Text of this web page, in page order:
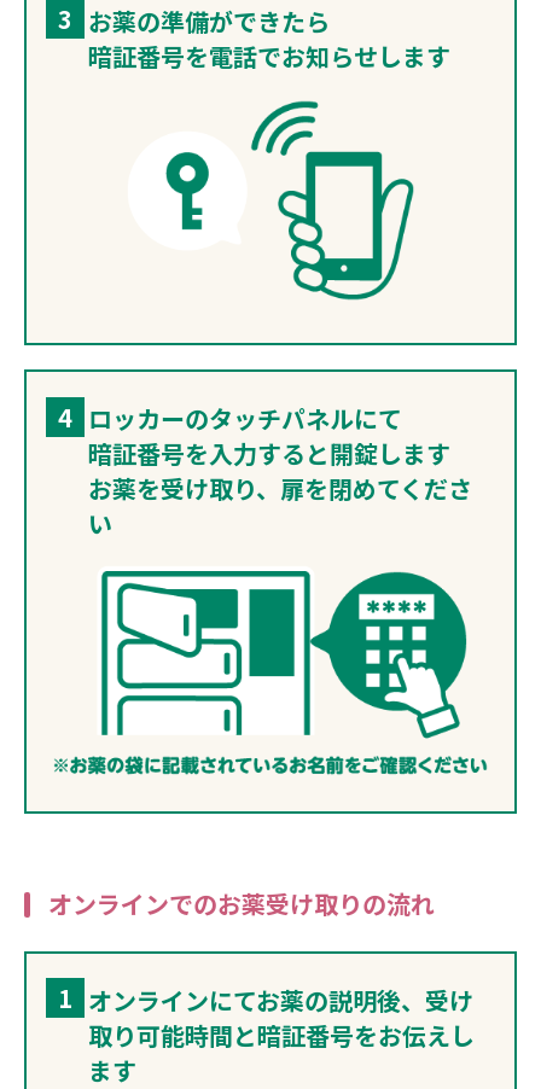
3 お薬の準備ができたら
暗証番号を電話でお知らせします
4 ロッカーのタッチパネルにて
暗証番号を入力すると開錠します
お薬を受け取り、扉を閉めてくださ
い
オンラインでのお薬受け取りの流れ
1 オンラインにてお薬の説明後、受け
取り可能時間と暗証番号をお伝えし
ます